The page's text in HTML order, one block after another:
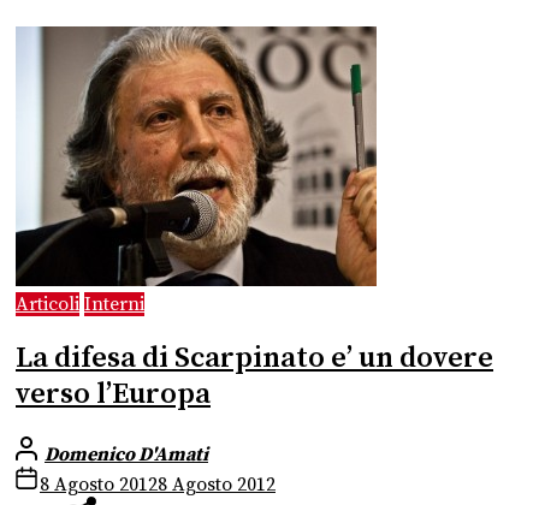
Articoli Interni
La difesa di Scarpinato e’ un dovere
verso l’Europa
Domenico D'Amati
8 Agosto 20128 Agosto 2012